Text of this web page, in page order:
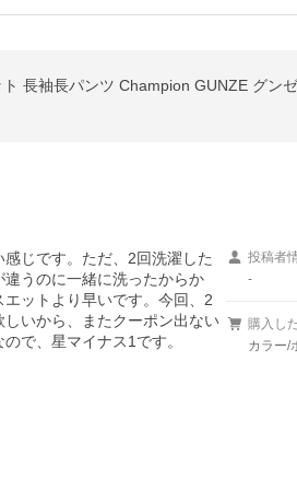
長袖長パンツ Champion GUNZE グンゼ
じです。ただ、2回洗濯した
うのに一緒に洗ったからか
ットより早いです。今回、2
いから、またクーポン出ない
で、星マイナス1です。
投稿者
-
購入し
カラー/